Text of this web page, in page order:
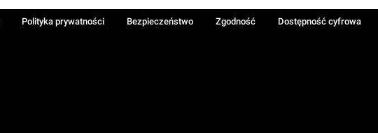
Polityka prywatności Bezpieczeństwo Zgodność
Dostępność cyfrowa